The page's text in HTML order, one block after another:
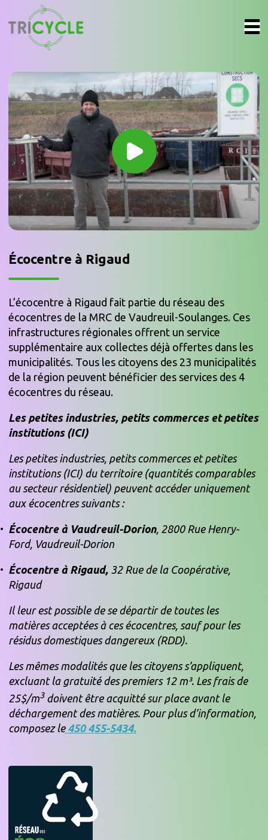
Écocentre à Rigaud
L’écocentre à Rigaud fait partie du réseau des
écocentres de la MRC de Vaudreuil-Soulanges. Ces
infrastructures régionales offrent un service
supplémentaire aux collectes déjà offertes dans les
municipalités. Tous les citoyens des 23 municipalités
de la région peuvent bénéficier des services des 4
écocentres du réseau.
Les petites industries, petits commerces et petites
institutions (ICI)
Les petites industries, petits commerces et petites
institutions (ICI) du territoire (quantités comparables
au secteur résidentiel) peuvent accéder uniquement
aux écocentres suivants :
Écocentre à Vaudreuil-Dorion, 2800 Rue Henry-
Ford, Vaudreuil-Dorion
Écocentre à Rigaud, 32 Rue de la Coopérative,
Rigaud
Il leur est possible de se départir de toutes les
matières acceptées à ces écocentres, sauf pour les
résidus domestiques dangereux (RDD).
Les mêmes modalités que les citoyens s’appliquent,
excluant la gratuité des premiers 12 m³. Les frais de
25$/m3doivent être acquitté sur place avant le
déchargement des matières. Pour plus d’information,
composez le450 455-5434.